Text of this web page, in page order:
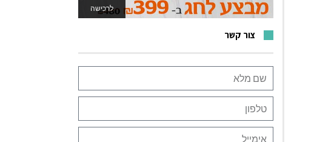
לרכישה
לאתר המשחקים
צור קשר